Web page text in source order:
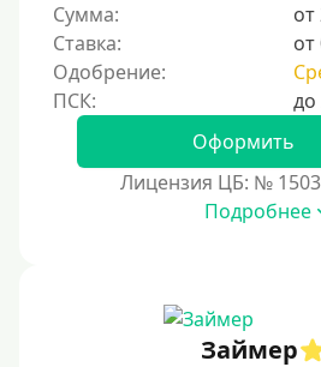
Цель
На Новый Год
Для улучшения кредитной
На погашение прочих
Сумма:
от
Ставка:
от
Одобрение:
Оформить
Лицензия ЦБ: №
Подробнее
Займер